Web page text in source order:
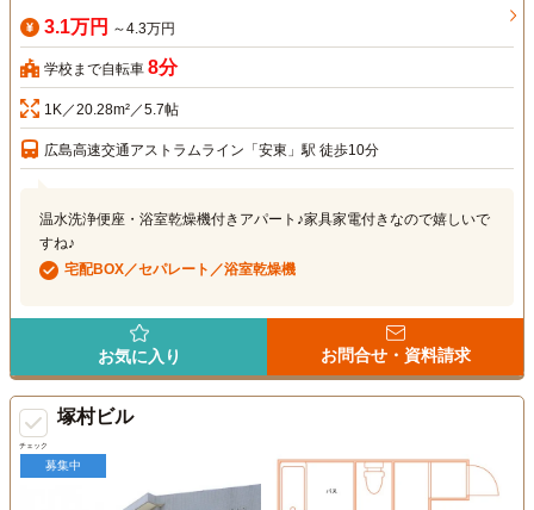
3.1万円 ～4.3万円
学校まで自転車 8分
1K／20.28m²／5.7帖
広島高速交通アストラムライン「安東」駅 徒歩10分
温水洗浄便座・浴室乾燥機付きアパート♪家具家電付きなので嬉しいで
すね♪
宅配BOX／セパレート／浴室乾燥機
お気に入り お問合せ・資料請求
チェック
塚村ビル
募集中